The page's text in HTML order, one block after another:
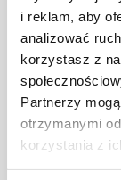
i reklam, aby
analizować
korzystasz z
Partnerzy
otrzymanymi
korzystania z